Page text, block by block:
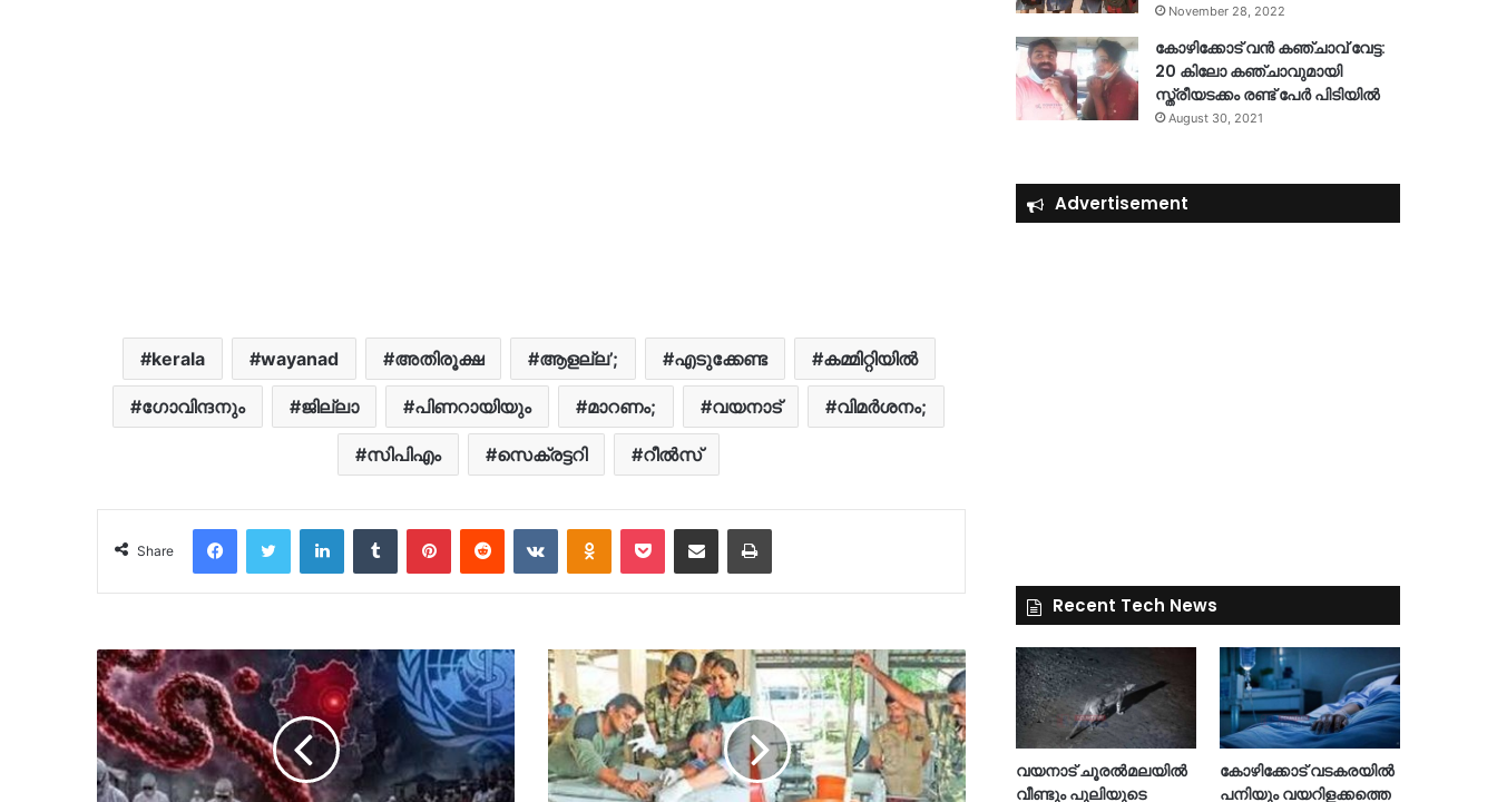
kerala wayanad അതിരൂക്ഷ ആളല്ല’; എടുക്കേണ്ട കമ്മിറ്റിയിൽ
ഗോവിന്ദനും ജില്ലാ പിണറായിയും മാറണം; വയനാട് വിമർശനം;
സിപിഎം സെക്രട്ടറി റീല്‍സ്
Share
FacebookTwitter LinkedInTumblr PinterestReddit VKontakteOdnoklassniki
Pocket Share via Email Print
November 28, 2022
കോഴിക്കോട് വൻ കഞ്ചാവ് വേട്ട:
20 കിലോ കഞ്ചാവുമായി
സ്ത്രീയടക്കം രണ്ട് പേർ പിടിയിൽ
August 30, 2021
Advertisement
Recent Tech News
വയനാട് ചൂരൽമലയിൽ
വീണ്ടും പുലിയുടെ
കോഴിക്കോട് വടകരയിൽ
പനിയും വയറിളക്കത്തെ